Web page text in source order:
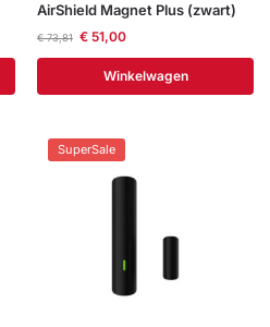
AirShield Magnet Plus (zwart)
€73,81 €51,00
Winkelwagen
SuperSale